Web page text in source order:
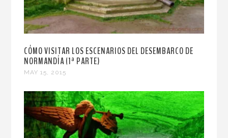
CÓMO VISITAR LOS ESCENARIOS DEL DESEMBARCO DE
NORMANDÍA (1ª PARTE)
MAY 15, 2015